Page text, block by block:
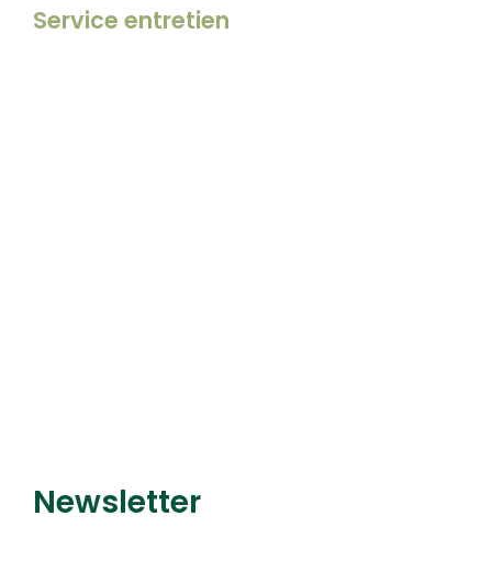
Service entretien
Newsletter